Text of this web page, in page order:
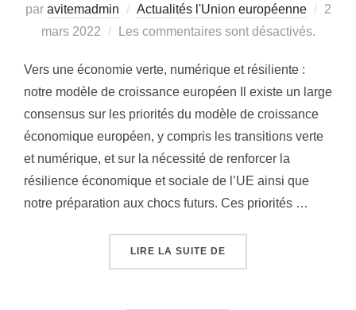
par avitemadmin Actualités l'Union européenne
2
mars 2022
Les commentaires sont désactivés.
Vers une économie verte, numérique et résiliente :
notre modèle de croissance européen Il existe un large
consensus sur les priorités du modèle de croissance
économique européen, y compris les transitions verte
et numérique, et sur la nécessité de renforcer la
résilience économique et sociale de l’UE ainsi que
notre préparation aux chocs futurs. Ces priorités …
LIRE LA SUITE DE